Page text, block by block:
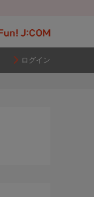
ログイン